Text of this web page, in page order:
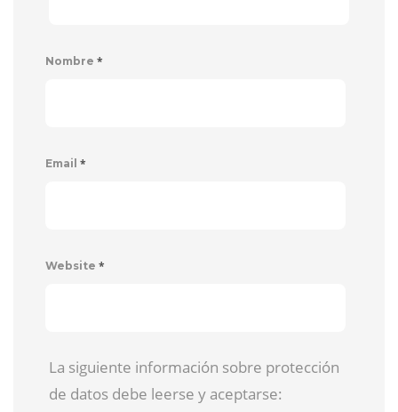
Nombre *
Email *
Website *
La siguiente información sobre protección
de datos debe leerse y aceptarse: